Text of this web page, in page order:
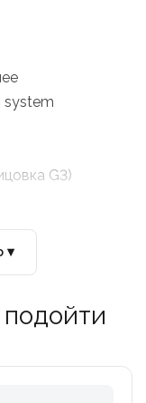
system
G3)
производителя)
▾